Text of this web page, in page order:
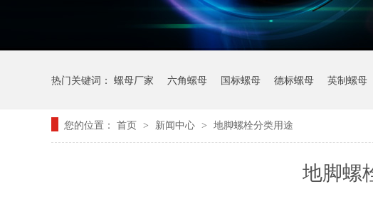
热门关键词： 螺母厂家 六角螺母 国标螺母 德标螺母 英制螺母
您的位置： 首页 > 新闻中心 > 地脚螺栓分类用途
地脚螺